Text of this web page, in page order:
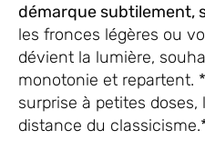
démarque subtilement,
les fronces légères ou
dévient la lumière,
monotonie et repartent.
surprise à petites doses,
distance du